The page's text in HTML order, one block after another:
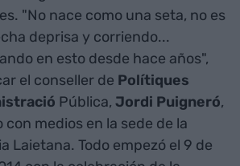
"No nace como una seta, no es
deprisa y corriendo...
en esto desde hace años",
el conseller de Polítiques
Pública, Jordi Puigneró,
medios en la sede de la
Laietana. Todo empezó el 9 de